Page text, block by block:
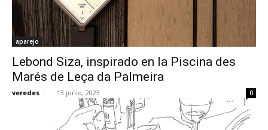
aparejo
Lebond Siza, inspirado en la Piscina des
Marés de Leça da Palmeira
veredes - 13 junio, 2023 0